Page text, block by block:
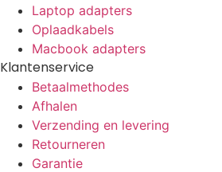
Laptop adapters
Oplaadkabels
Macbook adapters
Klantenservice
Betaalmethodes
Afhalen
Verzending en levering
Retourneren
Garantie